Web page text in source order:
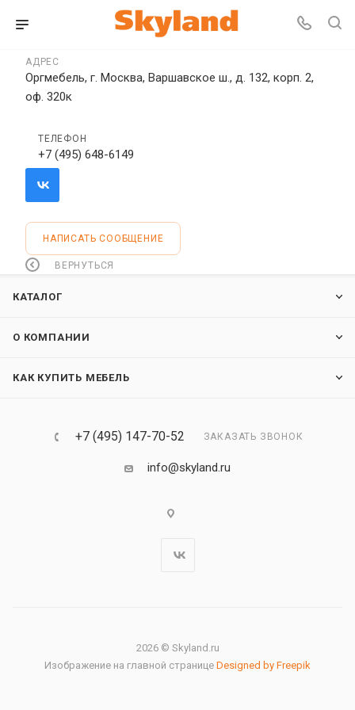
АДРЕС
Оргмебель, г. Москва, Варшавское ш., д. 132, корп. 2,
оф. 320к
ТЕЛЕФОН
+7 (495) 648-6149
НАПИСАТЬ СООБЩЕНИЕ
ВЕРНУТЬСЯ
КАТАЛОГ
О КОМПАНИИ
КАК КУПИТЬ МЕБЕЛЬ
+7 (495) 147-70-52 ЗАКАЗАТЬ ЗВОНОК
info@skyland.ru
2026 © Skyland.ru
Изображение на главной странице Designed by Freepik